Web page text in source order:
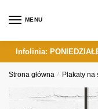
MENU
Infolinia:
Strona główna / Plakaty na